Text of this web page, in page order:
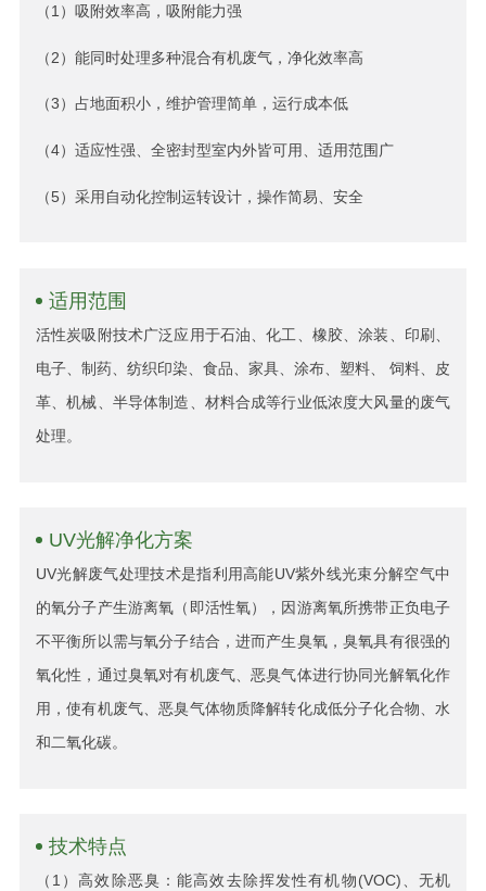
（1）吸附效率高，吸附能力强
（2）能同时处理多种混合有机废气，净化效率高
（3）占地面积小，维护管理简单，运行成本低
（4）适应性强、全密封型室内外皆可用、适用范围广
（5）采用自动化控制运转设计，操作简易、安全
适用范围
活性炭吸附技术广泛应用于石油、化工、橡胶、涂装、印刷、
电子、制药、纺织印染、食品、家具、涂布、塑料、 饲料、皮
革、机械、半导体制造、材料合成等行业低浓度大风量的废气
处理。
UV光解净化方案
UV光解废气处理技术是指利用高能UV紫外线光束分解空气中
的氧分子产生游离氧（即活性氧），因游离氧所携带正负电子
不平衡所以需与氧分子结合，进而产生臭氧，臭氧具有很强的
氧化性，通过臭氧对有机废气、恶臭气体进行协同光解氧化作
用，使有机废气、恶臭气体物质降解转化成低分子化合物、水
和二氧化碳。
技术特点
（1）高效除恶臭：能高效去除挥发性有机物(VOC)、无机